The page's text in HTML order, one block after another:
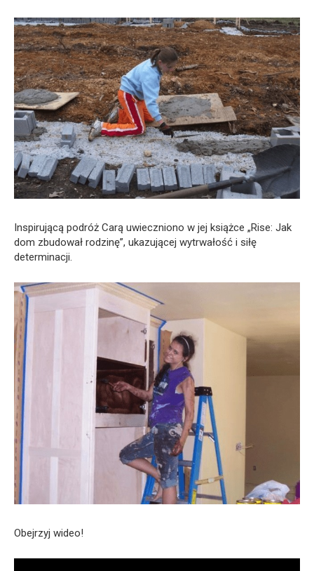
Inspirującą podróż Carą uwieczniono w jej książce „Rise: Jak
dom zbudował rodzinę”, ukazującej wytrwałość i siłę
determinacji.
Obejrzyj wideo!